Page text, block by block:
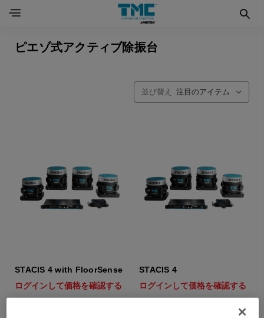
ピエゾ式アクティブ除振台
並び替え
STACIS 4 with FloorSense
ログインして価格を確認する
STACIS 4
ログインして価格を確認する